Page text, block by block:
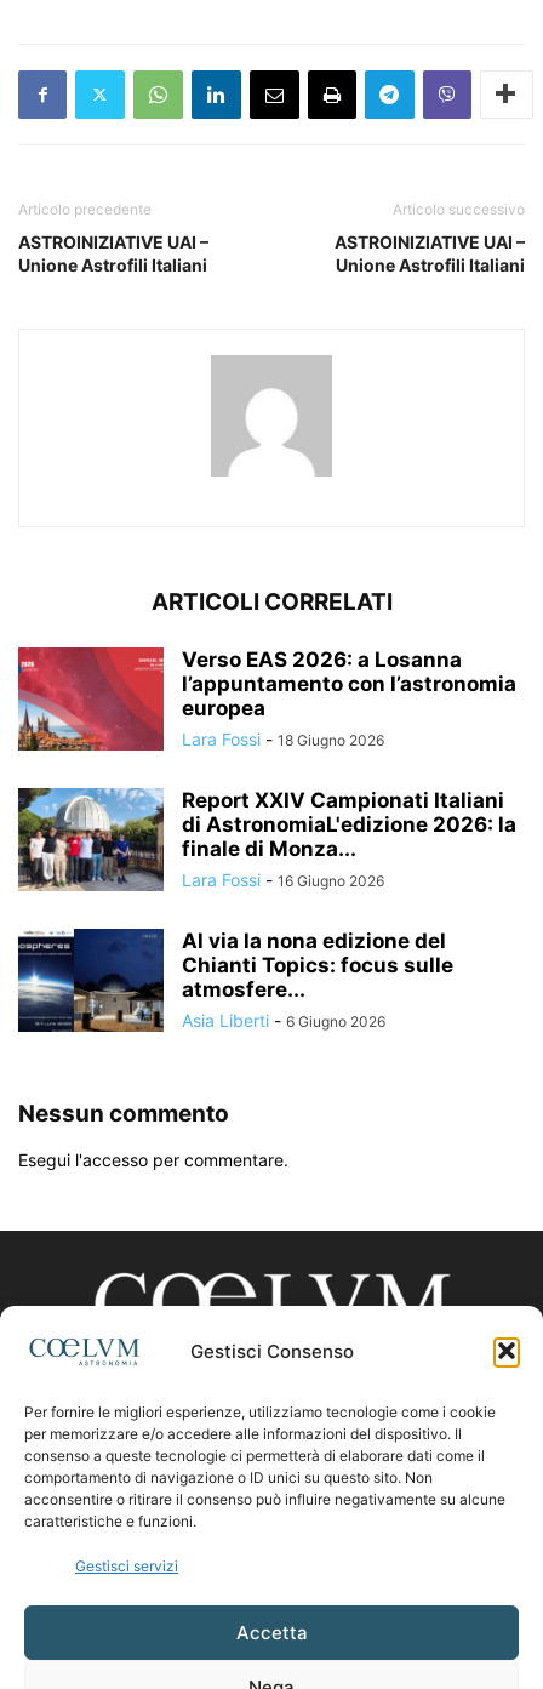
Gestisci Consenso
Per fornire le migliori esperienze, utilizziamo tecnologie come i cookie
per memorizzare e/o accedere alle informazioni del dispositivo. Il
consenso a queste tecnologie ci permetterà di elaborare dati come il
comportamento di navigazione o ID unici su questo sito. Non
acconsentire o ritirare il consenso può influire negativamente su alcune
caratteristiche e funzioni.
Gestisci servizi
Accetta
Articolo precedente
ASTROINIZIATIVE UAI –
Unione Astrofili Italiani
Articolo successivo
ASTROINIZIATIVE UAI –
Unione Astrofili Italiani
ARTICOLI CORRELATI
Verso EAS 2026: a Losanna
l’appuntamento con l’astronomia
europea
Lara Fossi - 18 Giugno 2026
Report XXIV Campionati Italiani
di AstronomiaL'edizione 2026: la
finale di Monza...
Lara Fossi - 16 Giugno 2026
Al via la nona edizione del
Chianti Topics: focus sulle
atmosfere...
Asia Liberti - 6 Giugno 2026
Nessun commento
Esegui l'accesso per commentare.
CHI SIAMO
Contattaci:coelumastro@coelum.com